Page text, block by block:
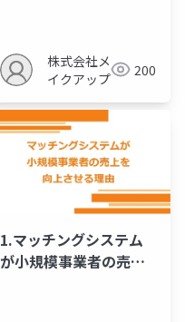
株式会社メ
イクアップ
200
1.マッチングシステム
が小規模事業者の売上